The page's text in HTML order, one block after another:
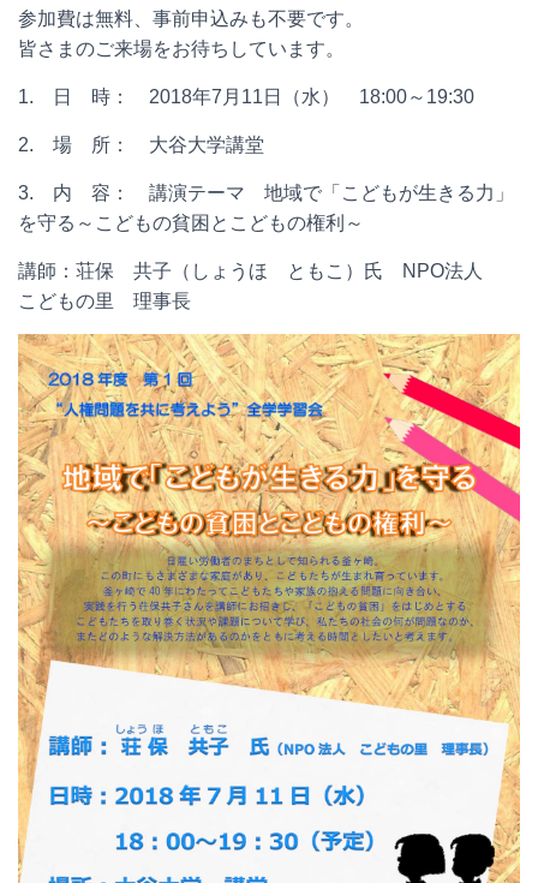
参加費は無料、事前申込みも不要です。
皆さまのご来場をお待ちしています。
1. 日 時： 2018年7月11日（水） 18:00～19:30
2. 場 所： 大谷大学講堂
3. 内 容： 講演テーマ 地域で「こどもが生きる力」
を守る～こどもの貧困とこどもの権利～
講師：荘保 共子（しょうほ ともこ）氏 NPO法人
こどもの里 理事長